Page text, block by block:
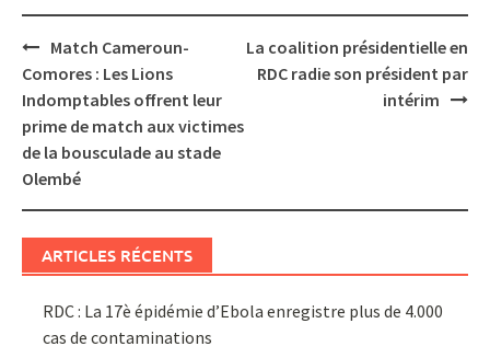
Post
navigation
Match Cameroun-
Comores : Les Lions
Indomptables offrent leur
prime de match aux victimes
de la bousculade au stade
Olembé
La coalition présidentielle en
RDC radie son président par
intérim
ARTICLES RÉCENTS
RDC : La 17è épidémie d’Ebola enregistre plus de 4.000
cas de contaminations